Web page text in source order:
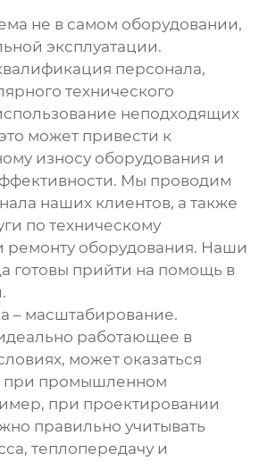
не в самом оборудовании,
эксплуатации.
персонала,
технического
неподходящих
может привести к
износу оборудования и
Мы проводим
наших клиентов, а также
по техническому
ремонту оборудования. Наши
готовы прийти на помощь в
– масштабирование.
работающее в
может оказаться
при промышленном
при проектировании
правильно учитывать
теплопередачу и